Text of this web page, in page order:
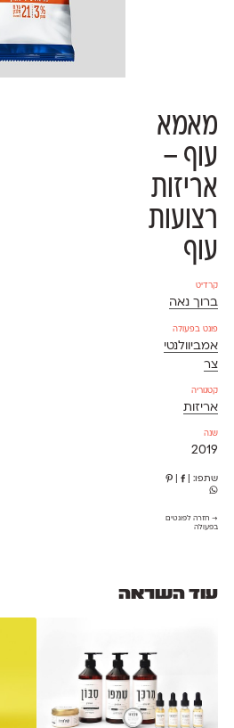
מאמא
עוף –
אריזות
רצועות
עוף
קרדיט
ברוך נאה
פונט בפעולה
אמביוולנטי
צר
קטגוריה
אריזות
שנה
2019
שתפו: |
→ חזרה לפונטים
בפעולה
עוד השראה